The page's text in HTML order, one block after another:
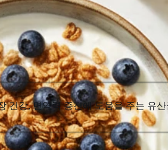
건강, 면역력 증진에 도움을 주는 유